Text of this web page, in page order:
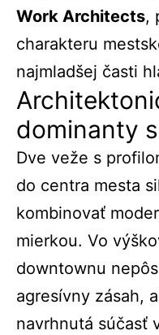
Work Architects,
charakteru
najmladšej časti
dominanty
Dve veže s
do centra mesta
kombinovať
mierkou. Vo
downtownu
agresívny zásah,
navrhnutá súčasť